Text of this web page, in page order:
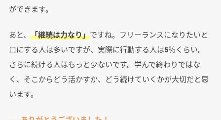
ができます。
あと、 「継続は力なり」ですね。フリーランスになりたいと
口にする人は多いですが、実際に行動する人は5％くらい。
さらに続ける人はもっと少ないです。学んで終わりではな
く、そこからどう活かすか、どう続けていくかが大切だと思
います。